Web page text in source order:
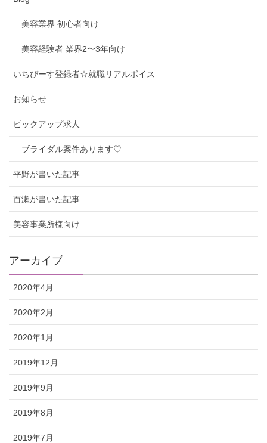
美容業界 初心者向け
美容経験者 業界2〜3年向け
いちぴーす登録者☆就職リアルボイス
お知らせ
ピックアップ求人
ブライダル案件あります♡
平野が書いた記事
百瀬が書いた記事
美容事業所様向け
アーカイブ
2020年4月
2020年2月
2020年1月
2019年12月
2019年9月
2019年8月
2019年7月